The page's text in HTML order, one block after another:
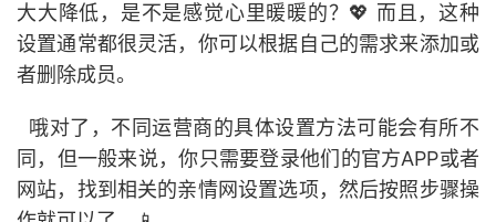
首
页
大大降低，是不是感觉心里暖暖的？💖 而且，这种
设置通常都很灵活，你可以根据自己的需求来添加或
者删除成员。
同，但一般来说，你只需要登录他们的官方APP或者
网站，找到相关的亲情网设置选项，然后按照步骤操